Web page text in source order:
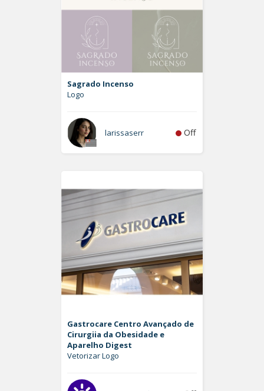
Sagrado Incenso
Logo
larissaserr Off
Gastrocare Centro Avançado de
Cirurgiia da Obesidade e
Aparelho Digest
Vetorizar Logo